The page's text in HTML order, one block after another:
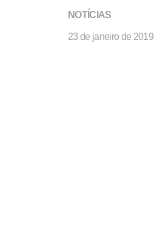
NOTÍCIAS
23 de janeiro de 2019